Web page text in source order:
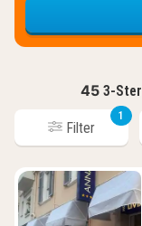
45 3-
Filter
1